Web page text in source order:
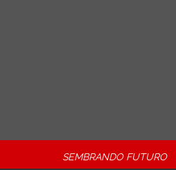
SEMBRANDO FUTURO